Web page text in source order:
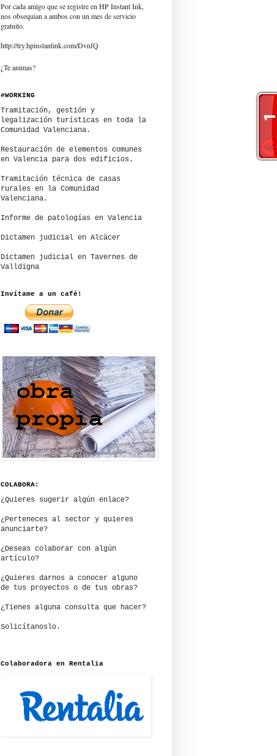
Por cada amigo que se registre en HP Instant Ink,
nos obsequian a ambos con un mes de servicio
gratuito.
http://try.hpinstantink.com/DvnfQ
¿Te animas?
#WORKING
Tramitación, gestión y
legalización turísticas en toda la
Comunidad Valenciana.
Restauración de elementos comunes
en Valencia para dos edificios.
Tramitación técnica de casas
rurales en la Comunidad
Valenciana.
Informe de patologías en Valencia
Dictamen judicial en Alcàcer
Dictamen judicial en Tavernes de
Valldigna
Invítame a un café!
COLABORA:
¿Quieres sugerir algún enlace?
¿Perteneces al sector y quieres
anunciarte?
¿Deseas colaborar con algún
artículo?
¿Quieres darnos a conocer alguno
de tus proyectos o de tus obras?
¿Tienes alguna consulta que hacer?
Solicítanoslo.
Colaboradora en Rentalia